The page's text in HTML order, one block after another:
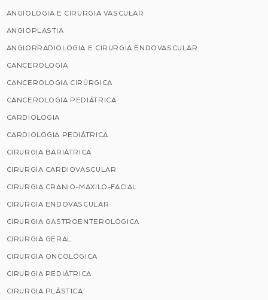
ANGIOLOGIA E CIRURGIA VASCULAR
ANGIOPLASTIA
ANGIORRADIOLOGIA E CIRURGIA ENDOVASCULAR
CANCEROLOGIA
CANCEROLOGIA CIRÚRGICA
CANCEROLOGIA PEDIÁTRICA
CARDIOLOGIA
CARDIOLOGIA PEDIÁTRICA
CIRURGIA BARIÁTRICA
CIRURGIA CARDIOVASCULAR
CIRURGIA CRANIO-MAXILO-FACIAL
CIRURGIA ENDOVASCULAR
CIRURGIA GASTROENTEROLÓGICA
CIRURGIA GERAL
CIRURGIA ONCOLÓGICA
CIRURGIA PEDIÁTRICA
CIRURGIA PLÁSTICA